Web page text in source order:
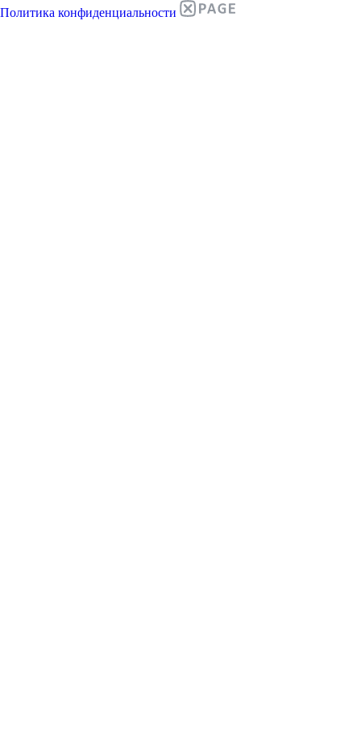
Политика конфиденциальности